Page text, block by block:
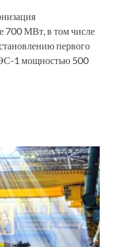
700 МВт, в том числе
первого
1 мощностью 500